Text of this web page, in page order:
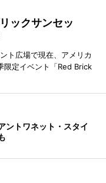
ックサンセッ
ト広場で現在、アメリカ
限定イベント「Red Brick
ントワネット・スタイ